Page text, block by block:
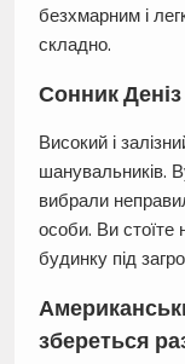
безхмарним і
складно.
Сонник
Високий і
шанувальників.
вибрали
особи. Ви
будинку під
збереться